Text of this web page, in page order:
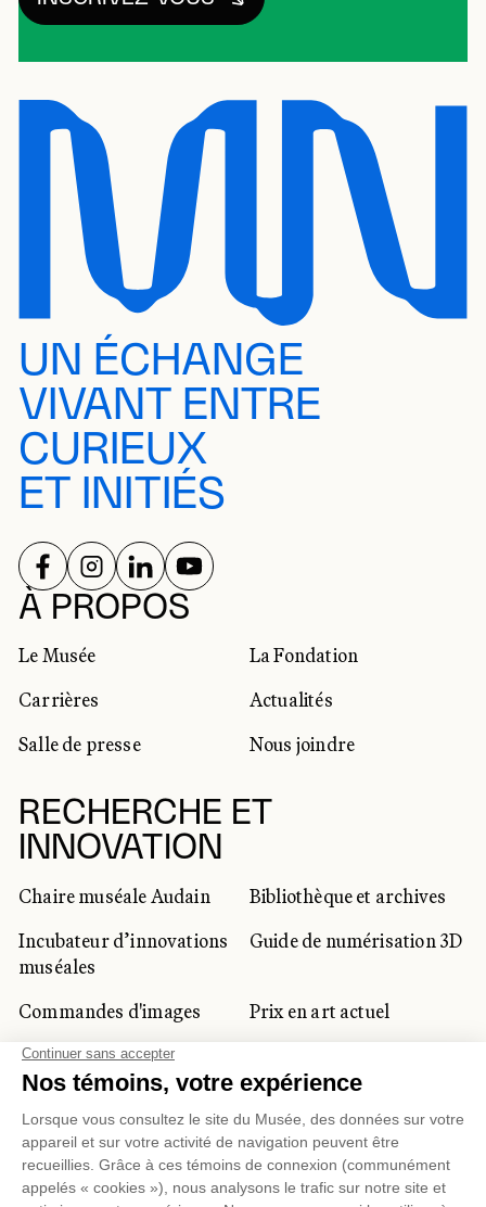
UN ÉCHANGE
VIVANT ENTRE
CURIEUX
ET INITIÉS
À PROPOS
Le Musée
La Fondation
Carrières
Actualités
Salle de presse
Nous joindre
RECHERCHE ET
INNOVATION
Chaire muséale Audain
Bibliothèque et archives
Incubateur d’innovations
muséales
Guide de numérisation 3D
Commandes d'images
Prix en art actuel
Prix Lynne-Cohen
CLIENTÈLE CORPORATIVE
ET PRIVÉE
RÉSEAUX SOCIAUX
SUIVEZ-NOUS SUR
SUIVEZ-NOUS SUR
SUIVEZ-NOUS SUR
SUIVEZ-NOUS SUR